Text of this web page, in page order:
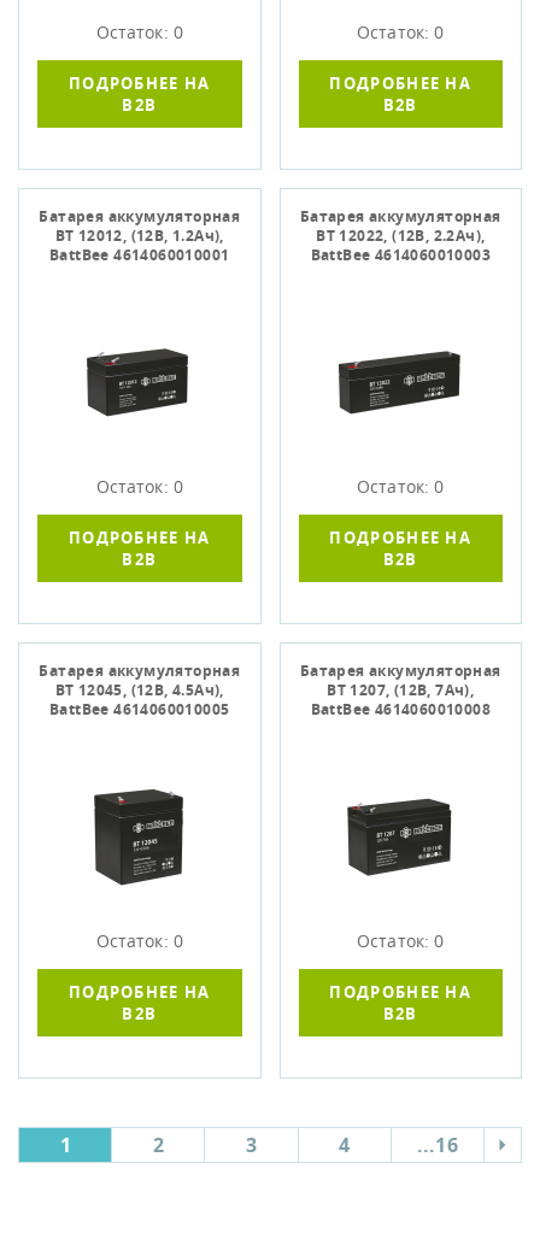
Остаток: 0
ПОДРОБНЕЕ НА
B2B
Остаток: 0
ПОДРОБНЕЕ НА
B2B
Батарея аккумуляторная
BT 12012, (12В, 1.2Ач),
BattBee 4614060010001
Остаток: 0
ПОДРОБНЕЕ НА
B2B
Батарея аккумуляторная
BT 12022, (12В, 2.2Ач),
BattBee 4614060010003
Остаток: 0
ПОДРОБНЕЕ НА
B2B
Батарея аккумуляторная
BT 12045, (12В, 4.5Ач),
BattBee 4614060010005
Остаток: 0
ПОДРОБНЕЕ НА
B2B
Батарея аккумуляторная
BT 1207, (12В, 7Ач),
BattBee 4614060010008
Остаток: 0
ПОДРОБНЕЕ НА
B2B
1 2 3 4 ...16